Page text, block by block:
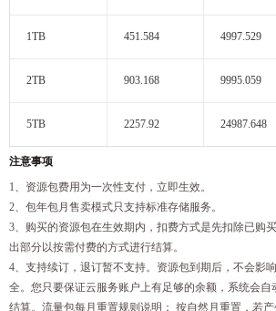
1TB 451.584 4997.529
2TB 903.168 9995.059
5TB 2257.92 24987.648
注意事项
1、资源包费用为一次性支付，立即生效。
2、包年包月售卖模式只支持标准存储服务。
3、购买的资源包在生效期内，扣费方式是先扣除已购
出部分以按需付费的方式进行结算。
4、支持续订，退订暂不支持。资源包到期后，不会影
全。您只要保证云服务账户上有足够的余额，系统会
结算。流量包每月重置规则说明： 按自然月重置，若